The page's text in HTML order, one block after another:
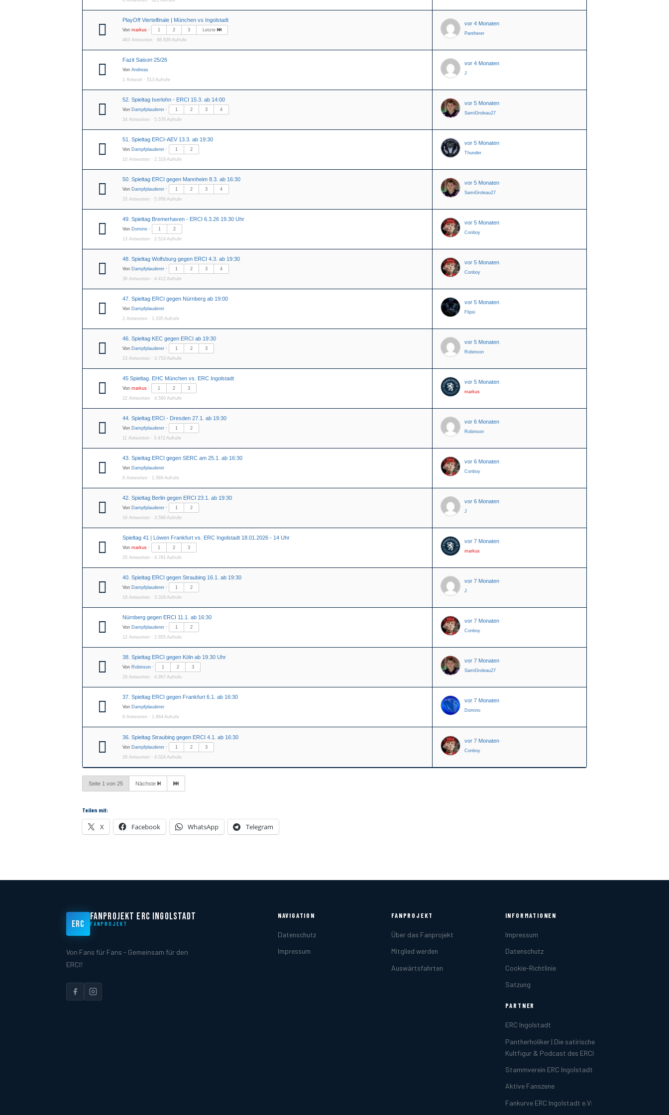
PlayOff Viertelfinale | München vs Ingolstadt
Von markus· 1 2 3
Letzte
483 Antworten · 88.839 Aufrufe
vor 4 Monaten
Pantherer
Fazit Saison 25/26
Von Andreas
1 Antwort · 513 Aufrufe
vor 4 Monaten
J
52. Spieltag Iserlohn - ERCI 15.3. ab 14:00
Von Dampfplauderer· 1 2 3
4
34 Antworten · 5.578 Aufrufe
vor 5 Monaten
SamiGroleau27
51. Spieltag ERCI-AEV 13.3. ab 19:30
Von Dampfplauderer· 1
2
10 Antworten · 2.319 Aufrufe
vor 5 Monaten
Thunder
50. Spieltag ERCI gegen Mannheim 8.3. ab 16:30
Von Dampfplauderer· 1 2 3
4
33 Antworten · 5.956 Aufrufe
vor 5 Monaten
SamiGroleau27
49. Spieltag Bremerhaven - ERCI 6.3.26 19.30 Uhr
Von Domino· 1
2
13 Antworten · 2.514 Aufrufe
vor 5 Monaten
Conboy
48. Spieltag Wolfsburg gegen ERCI 4.3. ab 19:30
Von Dampfplauderer· 1 2 3
4
36 Antworten · 4.412 Aufrufe
vor 5 Monaten
Conboy
47. Spieltag ERCI gegen Nürnberg ab 19:00
Von Dampfplauderer
2 Antworten · 1.035 Aufrufe
vor 5 Monaten
Flipsi
46. Spieltag KEC gegen ERCI ab 19:30
Von Dampfplauderer· 1 2
3
23 Antworten · 3.753 Aufrufe
vor 5 Monaten
Robinson
45 Spieltag. EHC München vs. ERC Ingolstadt
Von markus· 1 2
3
22 Antworten · 4.590 Aufrufe
vor 5 Monaten
markus
44. Spieltag ERCI - Dresden 27.1. ab 19:30
Von Dampfplauderer· 1
2
11 Antworten · 3.472 Aufrufe
vor 6 Monaten
Robinson
43. Spieltag ERCI gegen SERC am 25.1. ab 16:30
Von Dampfplauderer
6 Antworten · 1.569 Aufrufe
vor 6 Monaten
Conboy
42. Spieltag Berlin gegen ERCI 23.1. ab 19:30
Von Dampfplauderer· 1
2
18 Antworten · 3.596 Aufrufe
vor 6 Monaten
J
Spieltag 41 | Löwen Frankfurt vs. ERC Ingolstadt 18.01.2026 - 14 Uhr
Von markus· 1 2
3
25 Antworten · 4.781 Aufrufe
vor 7 Monaten
markus
40. Spieltag ERCI gegen Straubing 16.1. ab 19:30
Von Dampfplauderer· 1
2
19 Antworten · 3.316 Aufrufe
vor 7 Monaten
J
Nürnberg gegen ERCI 11.1. ab 16:30
Von Dampfplauderer· 1
2
12 Antworten · 2.855 Aufrufe
vor 7 Monaten
Conboy
38. Spieltag ERCI gegen Köln ab 19.30 Uhr
Von Robinson· 1 2
3
29 Antworten · 4.967 Aufrufe
vor 7 Monaten
SamiGroleau27
37. Spieltag ERCI gegen Frankfurt 6.1. ab 16:30
Von Dampfplauderer
8 Antworten · 1.864 Aufrufe
vor 7 Monaten
Domino
36. Spieltag Straubing gegen ERCI 4.1. ab 16:30
Von Dampfplauderer· 1 2
3
28 Antworten · 4.024 Aufrufe
vor 7 Monaten
Conboy
Seite 1 von 25 Nächste
Teilen mit:
X Facebook WhatsApp Telegram
ERC
FANPROJEKT ERC INGOLSTADT
FANPROJEKT
Von Fans für Fans - Gemeinsam für den
ERCI!
NAVIGATION
Datenschutz
Impressum
FANPROJEKT
Über das Fanprojekt
Mitglied werden
Auswärtsfahrten
INFORMATIONEN
Impressum
Datenschutz
Cookie-Richtlinie
Satzung
PARTNER
ERC Ingolstadt
Pantherholiker | Die satirische
Kultfigur & Podcast des ERCI
Stammverein ERC Ingolstadt
Aktive Fanszene
Fankurve ERC Ingolstadt e.V: